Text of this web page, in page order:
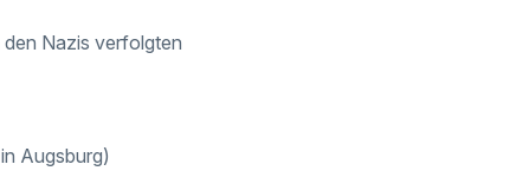
Nazis verfolgten
Augsburg)